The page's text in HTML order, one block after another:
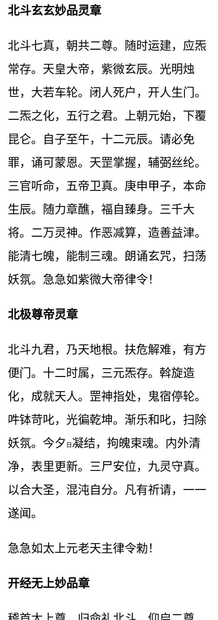
北斗玄玄妙品灵章
北斗七真，朝共二尊。随时运建，应炁
常存。天皇大帝，紫微玄辰。光明烛
世，大若车轮。闭人死户，开人生门。
二炁之化，五行之君。上朝元始，下覆
昆仑。自子至午，十二元辰。请必免
罪，诵可蒙恩。天罡掌握，辅弼丝纶。
三官听命，五帝卫真。庚申甲子，本命
生辰。随力章醮，福自臻身。三千大
将。二万灵神。作恶减算，造善益津。
能清七魄，能制三魂。朗诵玄咒，扫荡
妖氛。急急如紫微大帝律令！
北极尊帝灵章
北斗九君，乃天地根。扶危解难，有方
便门。十二时属，三元炁存。斡旋造
化，成就天人。罡神指处，鬼宿停轮。
吽钵苛叱，光徧乾坤。渐乐和叱，扫除
妖氛。今夕 日 凝结，拘魄束魂。内外清
净，表里更新。三尸安位，九灵守真。
以合大圣，混沌自分。凡有祈请，一一
遂闻。
急急如太上元老天主律令勑！
开经无上妙品章